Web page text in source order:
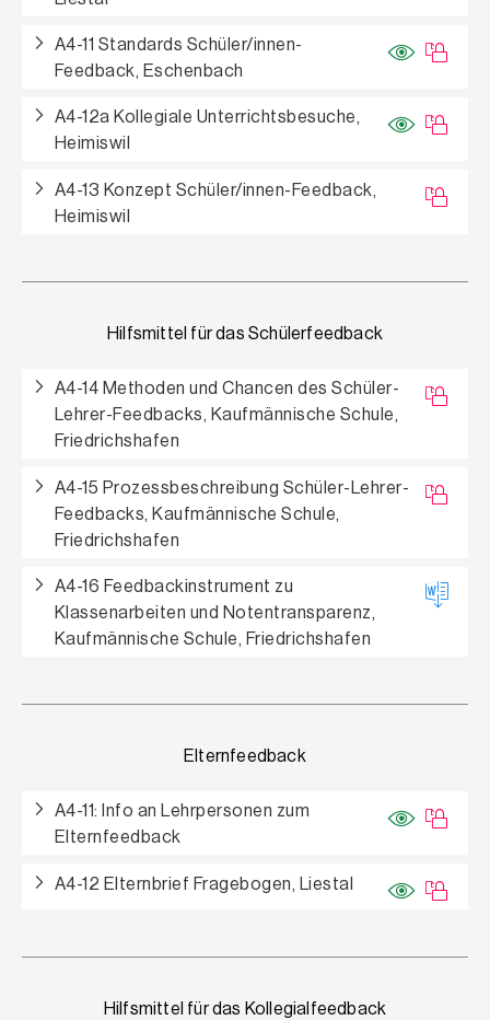
A4-11 Standards Schüler/innen-
Feedback, Eschenbach
A4-12a Kollegiale Unterrichtsbesuche,
Heimiswil
A4-13 Konzept Schüler/innen-Feedback,
Heimiswil
Hilfsmittel für das Schülerfeedback
A4-14 Methoden und Chancen des Schüler-
Lehrer-Feedbacks, Kaufmännische Schule,
Friedrichshafen
A4-15 Prozessbeschreibung Schüler-Lehrer-
Feedbacks, Kaufmännische Schule,
Friedrichshafen
A4-16 Feedbackinstrument zu
Klassenarbeiten und Notentransparenz,
Kaufmännische Schule, Friedrichshafen
Elternfeedback
A4-11: Info an Lehrpersonen zum
Elternfeedback
A4-12 Elternbrief Fragebogen, Liestal
Hilfsmittel für das Kollegialfeedback